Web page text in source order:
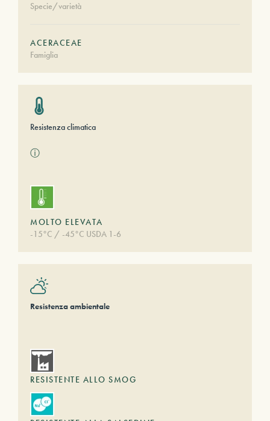
Specie/varietà
ACERACEAE
Famiglia
Resistenza climatica
ⓘ
MOLTO ELEVATA
-15°C / -45°C USDA 1-6
Resistenza ambientale
RESISTENTE ALLO SMOG